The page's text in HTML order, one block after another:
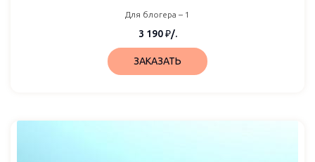
Для блогера – 1
3 190₽/.
ЗАКАЗАТЬ